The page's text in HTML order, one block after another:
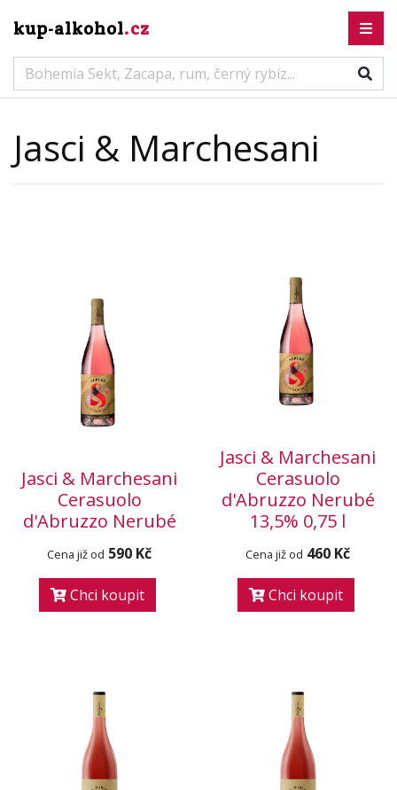
kup-alkohol.cz
Jasci & Marchesani
Jasci & Marchesani
Cerasuolo
d'Abruzzo Nerubé
Cena již od 590 Kč
Chci koupit
Jasci & Marchesani
Cerasuolo
d'Abruzzo Nerubé
13,5% 0,75 l
Cena již od 460 Kč
Chci koupit